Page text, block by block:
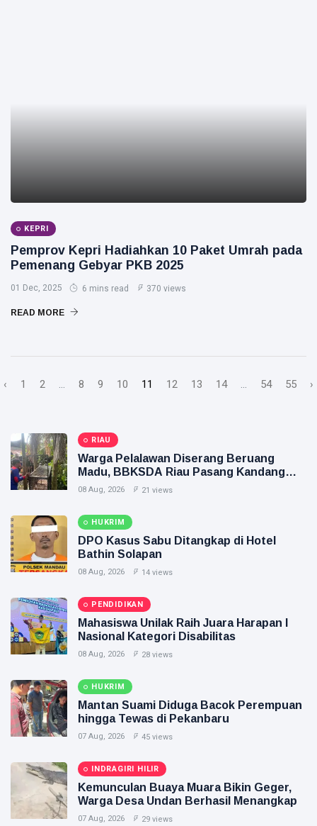
KEPRI
Pemprov Kepri Hadiahkan 10 Paket Umrah pada
Pemenang Gebyar PKB 2025
01 Dec, 2025 6 mins read 370 views
READ MORE
‹ 1 2 ... 8 9 10 11 12 13 14 ... 54 55 ›
RIAU
Warga Pelalawan Diserang Beruang
Madu, BBKSDA Riau Pasang Kandang
Jebak
08 Aug, 2026 21 views
HUKRIM
DPO Kasus Sabu Ditangkap di Hotel
Bathin Solapan
08 Aug, 2026 14 views
PENDIDIKAN
Mahasiswa Unilak Raih Juara Harapan I
Nasional Kategori Disabilitas
08 Aug, 2026 28 views
HUKRIM
Mantan Suami Diduga Bacok Perempuan
hingga Tewas di Pekanbaru
07 Aug, 2026 45 views
INDRAGIRI HILIR
Kemunculan Buaya Muara Bikin Geger,
Warga Desa Undan Berhasil Menangkap
07 Aug, 2026 29 views